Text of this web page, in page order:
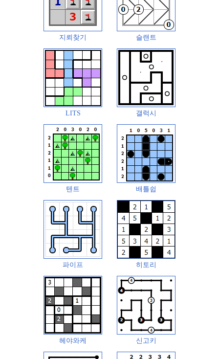
지뢰찾기 슬랜트
LITS 갤럭시
텐트 배틀쉽
파이프 히토리
헤야와케 신고키